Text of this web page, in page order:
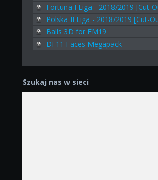
Fortuna I Liga - 2018/2019 [Cut-
Polska II Liga - 2018/2019 [Cut-
Balls 3D for FM19
DF11 Faces Megapack
Szukaj nas w sieci